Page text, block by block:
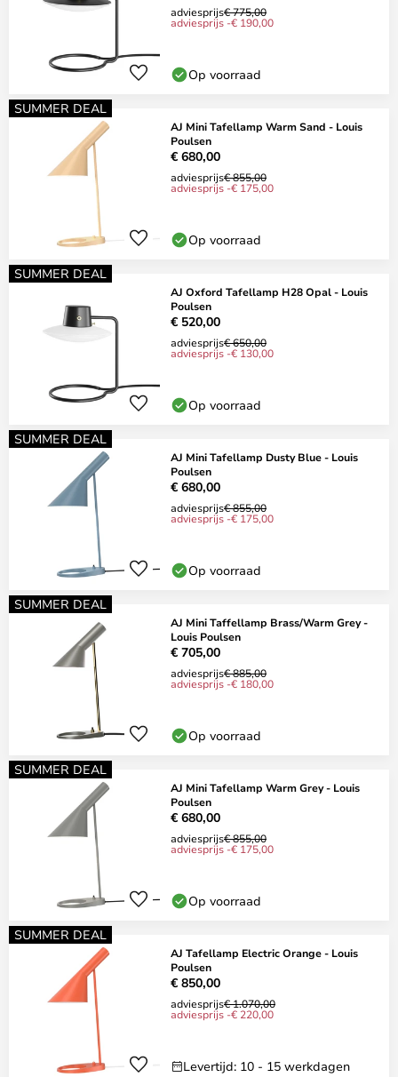
adviesprijs€ 775,00
adviesprijs -€ 190,00
Op voorraad
SUMMER DEAL
AJ Mini Tafellamp Warm Sand - Louis
Poulsen
€ 680,00
adviesprijs€ 855,00
adviesprijs -€ 175,00
Op voorraad
SUMMER DEAL
AJ Oxford Tafellamp H28 Opal - Louis
Poulsen
€ 520,00
adviesprijs€ 650,00
adviesprijs -€ 130,00
Op voorraad
SUMMER DEAL
AJ Mini Tafellamp Dusty Blue - Louis
Poulsen
€ 680,00
adviesprijs€ 855,00
adviesprijs -€ 175,00
Op voorraad
SUMMER DEAL
AJ Mini Taffellamp Brass/Warm Grey -
Louis Poulsen
€ 705,00
adviesprijs€ 885,00
adviesprijs -€ 180,00
Op voorraad
SUMMER DEAL
AJ Mini Tafellamp Warm Grey - Louis
Poulsen
€ 680,00
adviesprijs€ 855,00
adviesprijs -€ 175,00
Op voorraad
SUMMER DEAL
AJ Tafellamp Electric Orange - Louis
Poulsen
€ 850,00
adviesprijs€ 1.070,00
adviesprijs -€ 220,00
Levertijd: 10 - 15 werkdagen